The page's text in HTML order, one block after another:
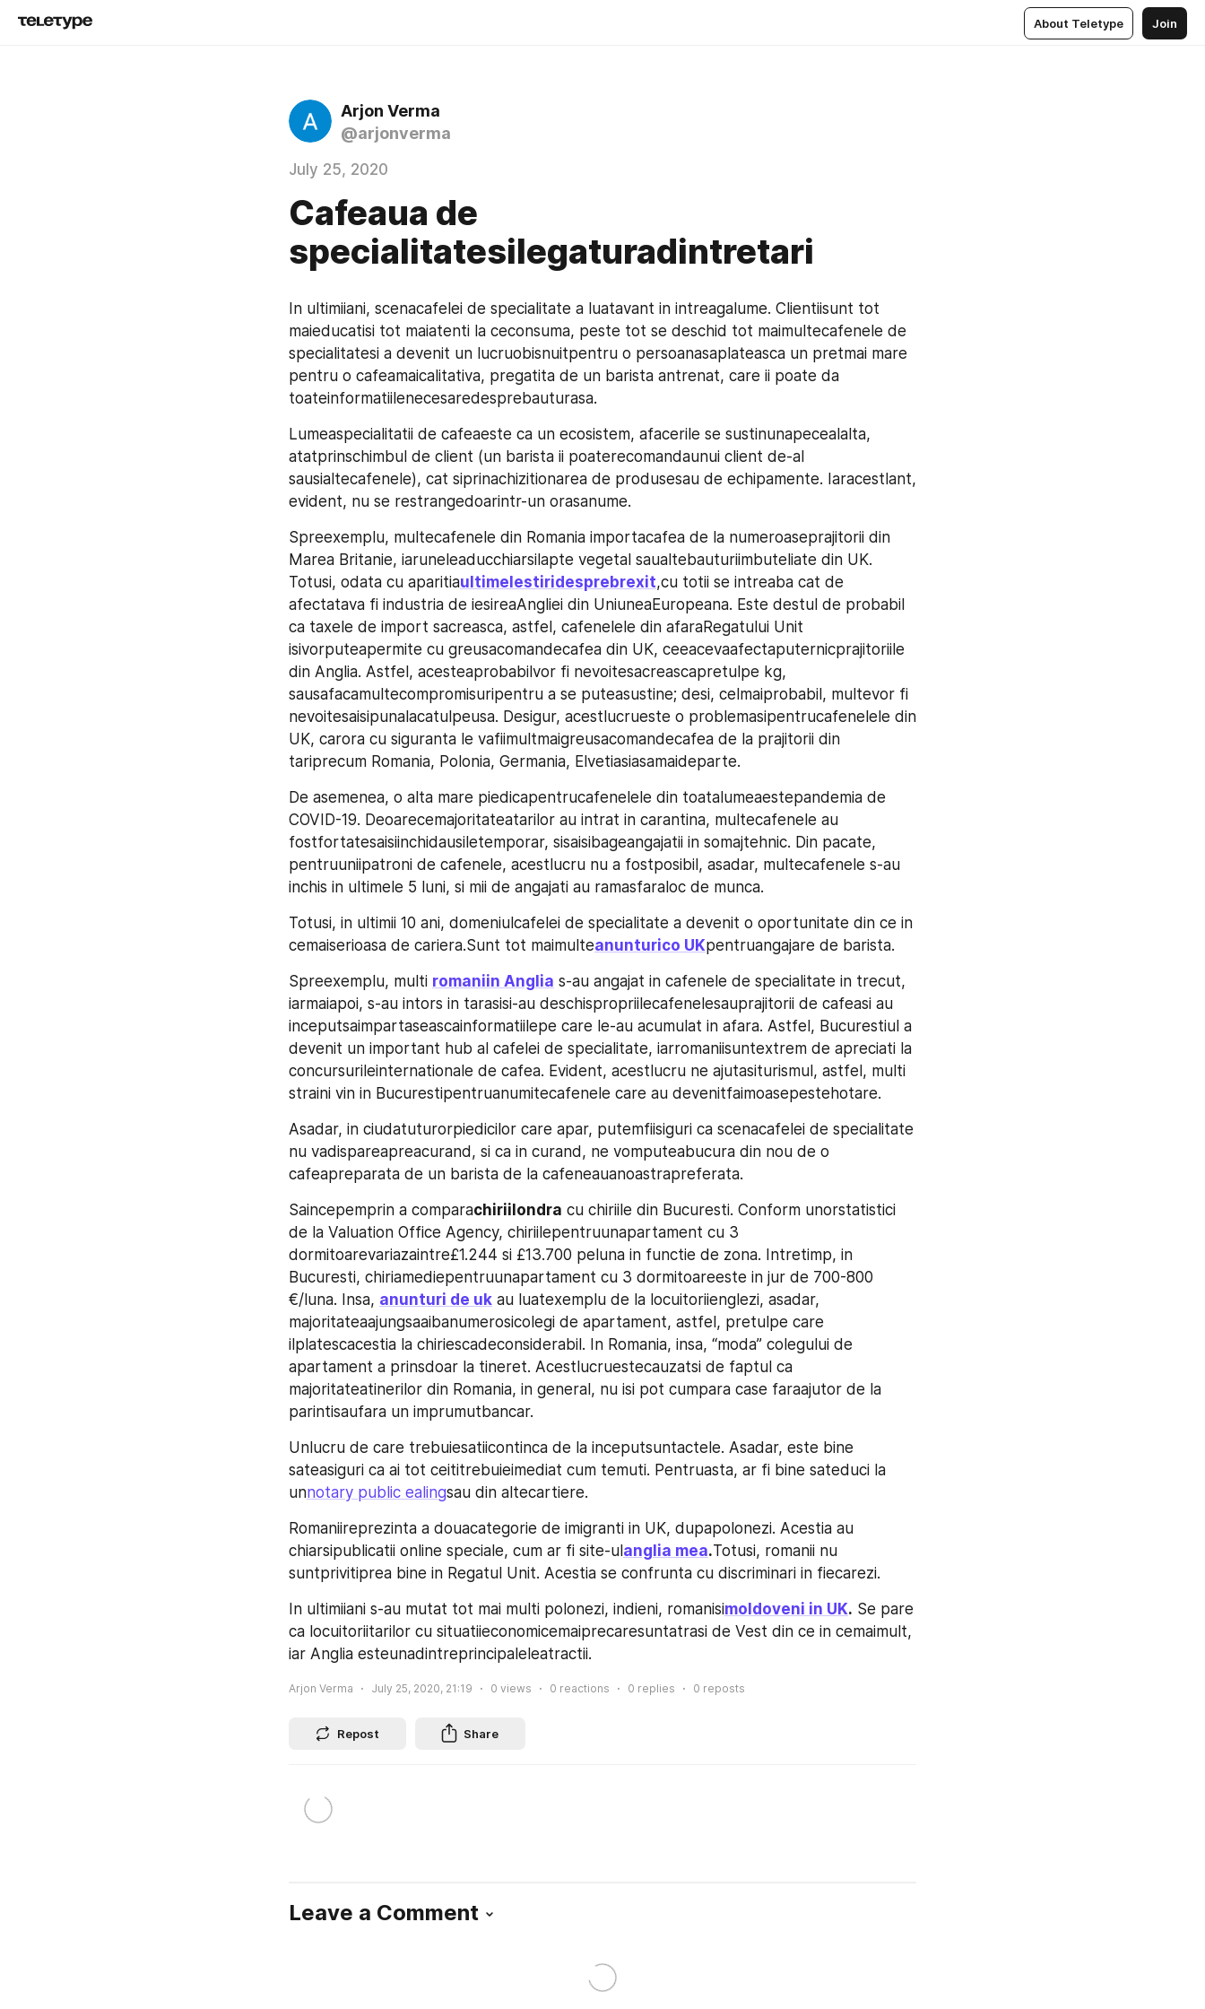
About Teletype Join
Arjon Verma
@arjonverma
July 25, 2020
Cafeaua de
specialitatesilegaturadintretari
In ultimiiani, scenacafelei de specialitate a luatavant in intreagalume. Clientiisunt tot
maieducatisi tot maiatenti la ceconsuma, peste tot se deschid tot maimultecafenele de
specialitatesi a devenit un lucruobisnuitpentru o persoanasaplateasca un pretmai mare
pentru o cafeamaicalitativa, pregatita de un barista antrenat, care ii poate da
toateinformatiilenecesaredesprebauturasa.
Lumeaspecialitatii de cafeaeste ca un ecosistem, afacerile se sustinunapecealalta,
atatprinschimbul de client (un barista ii poaterecomandaunui client de-al
sausialtecafenele), cat siprinachizitionarea de produsesau de echipamente. Iaracestlant,
evident, nu se restrangedoarintr-un orasanume.
Spreexemplu, multecafenele din Romania importacafea de la numeroaseprajitorii din
Marea Britanie, iaruneleaducchiarsilapte vegetal saualtebauturiimbuteliate din UK.
Totusi, odata cu aparitiaultimelestiridesprebrexit,cu totii se intreaba cat de
afectatava fi industria de iesireaAngliei din UniuneaEuropeana. Este destul de probabil
ca taxele de import sacreasca, astfel, cafenelele din afaraRegatului Unit
isivorputeapermite cu greusacomandecafea din UK, ceeacevaafectaputernicprajitoriile
din Anglia. Astfel, acesteaprobabilvor fi nevoitesacreascapretulpe kg,
sausafacamultecompromisuripentru a se puteasustine; desi, celmaiprobabil, multevor fi
nevoitesaisipunalacatulpeusa. Desigur, acestlucrueste o problemasipentrucafenelele din
UK, carora cu siguranta le vafiimultmaigreusacomandecafea de la prajitorii din
tariprecum Romania, Polonia, Germania, Elvetiasiasamaideparte.
De asemenea, o alta mare piedicapentrucafenelele din toatalumeaestepandemia de
COVID-19. Deoarecemajoritateatarilor au intrat in carantina, multecafenele au
fostfortatesaisiinchidausiletemporar, sisaisibageangajatii in somajtehnic. Din pacate,
pentruuniipatroni de cafenele, acestlucru nu a fostposibil, asadar, multecafenele s-au
inchis in ultimele 5 luni, si mii de angajati au ramasfaraloc de munca.
Totusi, in ultimii 10 ani, domeniulcafelei de specialitate a devenit o oportunitate din ce in
cemaiserioasa de cariera.Sunt tot maimulteanunturico UKpentruangajare de barista.
Spreexemplu, multi romaniin Anglia s-au angajat in cafenele de specialitate in trecut,
iarmaiapoi, s-au intors in tarasisi-au deschispropriilecafenelesauprajitorii de cafeasi au
inceputsaimpartaseascainformatiilepe care le-au acumulat in afara. Astfel, Bucurestiul a
devenit un important hub al cafelei de specialitate, iarromaniisuntextrem de apreciati la
concursurileinternationale de cafea. Evident, acestlucru ne ajutasiturismul, astfel, multi
straini vin in Bucurestipentruanumitecafenele care au devenitfaimoasepestehotare.
Asadar, in ciudatuturorpiedicilor care apar, putemfiisiguri ca scenacafelei de specialitate
nu vadispareapreacurand, si ca in curand, ne vomputeabucura din nou de o
cafeapreparata de un barista de la cafeneauanoastrapreferata.
Saincepemprin a comparachiriilondra cu chiriile din Bucuresti. Conform unorstatistici
de la Valuation Office Agency, chiriilepentruunapartament cu 3
dormitoarevariazaintre£1.244 si £13.700 peluna in functie de zona. Intretimp, in
Bucuresti, chiriamediepentruunapartament cu 3 dormitoareeste in jur de 700-800
€/luna. Insa, anunturi de uk au luatexemplu de la locuitoriienglezi, asadar,
majoritateaajungsaaibanumerosicolegi de apartament, astfel, pretulpe care
ilplatescacestia la chiriescadeconsiderabil. In Romania, insa, “moda” colegului de
apartament a prinsdoar la tineret. Acestlucruestecauzatsi de faptul ca
majoritateatinerilor din Romania, in general, nu isi pot cumpara case faraajutor de la
parintisaufara un imprumutbancar.
Unlucru de care trebuiesatiicontinca de la inceputsuntactele. Asadar, este bine
sateasiguri ca ai tot ceititrebuieimediat cum temuti. Pentruasta, ar fi bine sateduci la
unnotary public ealingsau din altecartiere.
Romaniireprezinta a douacategorie de imigranti in UK, dupapolonezi. Acestia au
chiarsipublicatii online speciale, cum ar fi site-ul anglia mea.Totusi, romanii nu
suntprivitiprea bine in Regatul Unit. Acestia se confrunta cu discriminari in fiecarezi.
In ultimiiani s-au mutat tot mai multi polonezi, indieni, romanisimoldoveni in UK. Se pare
ca locuitoriitarilor cu situatiieconomicemaiprecaresuntatrasi de Vest din ce in cemaimult,
iar Anglia esteunadintreprincipaleleatractii.
Arjon Verma July 25, 2020, 21:19 0 views 0 reactions 0 replies 0 reposts
Repost Share
Leave a Comment